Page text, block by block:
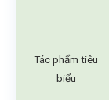
Tác phẩm tiêu
biểu